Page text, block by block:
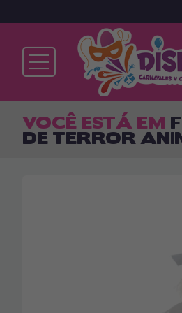
Já sou
VOCÊ ESTÁ EM
DE TERROR